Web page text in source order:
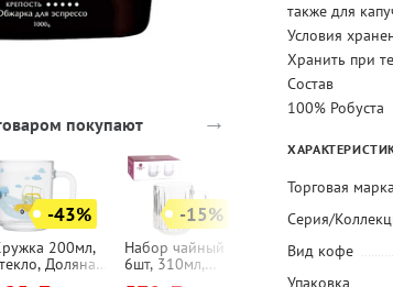
покупают →
-43%
200мл,
Доляна,
-15%
Набор чайный
6шт, 310мл,
Кофеварка
гейзерная
Agness,
также для
Условия
Хранить при
Состав
100% Робуста
Торговая марка
Серия/
Вид кофе
Упаковка